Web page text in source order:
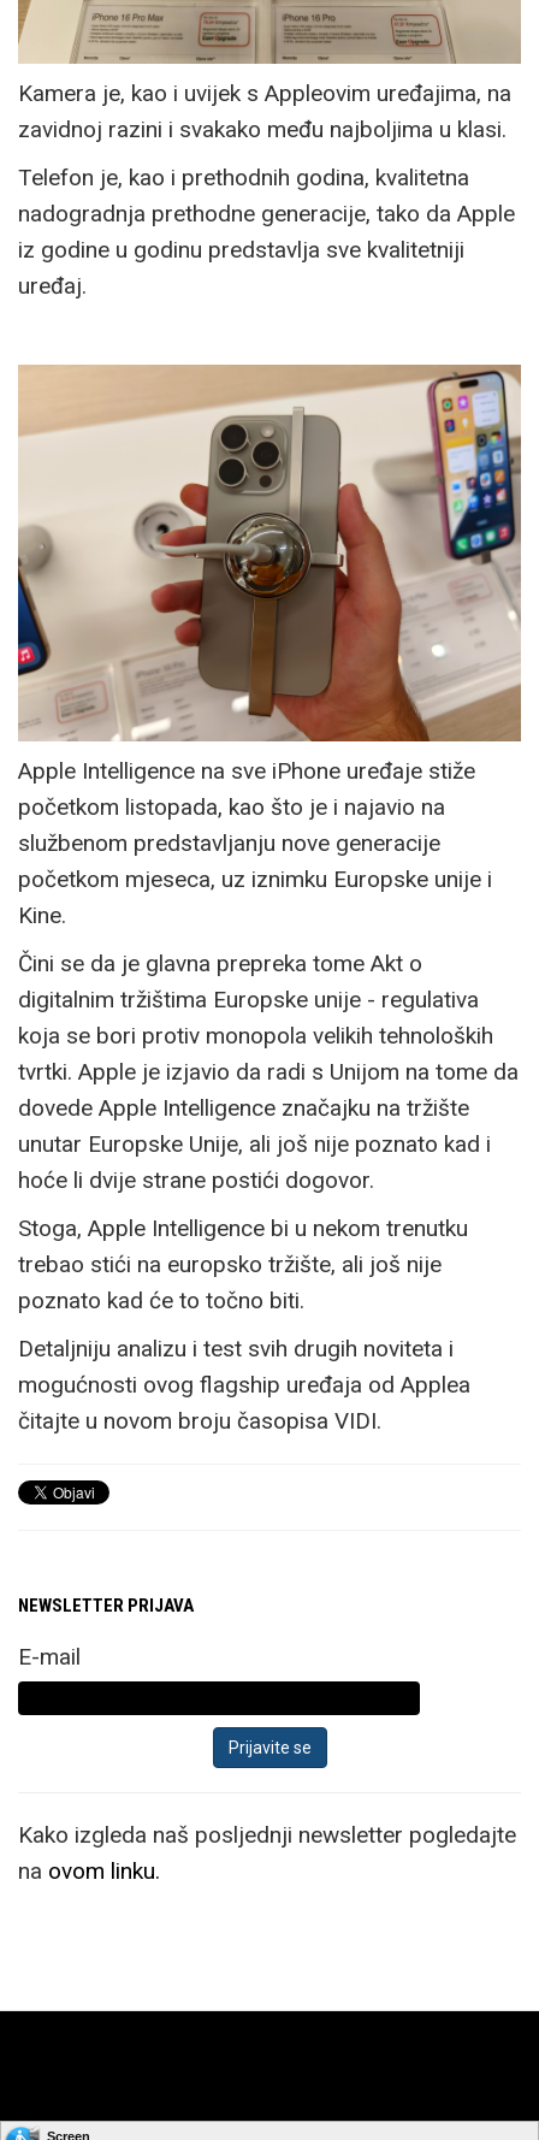
Kamera je, kao i uvijek s Appleovim uređajima, na
zavidnoj razini i svakako među najboljima u klasi.
Telefon je, kao i prethodnih godina, kvalitetna
nadogradnja prethodne generacije, tako da Apple
iz godine u godinu predstavlja sve kvalitetniji
uređaj.
Apple Intelligence na sve iPhone uređaje stiže
početkom listopada, kao što je i najavio na
službenom predstavljanju nove generacije
početkom mjeseca, uz iznimku Europske unije i
Kine.
Čini se da je glavna prepreka tome Akt o
digitalnim tržištima Europske unije - regulativa
koja se bori protiv monopola velikih tehnoloških
tvrtki. Apple je izjavio da radi s Unijom na tome da
dovede Apple Intelligence značajku na tržište
unutar Europske Unije, ali još nije poznato kad i
hoće li dvije strane postići dogovor.
Stoga, Apple Intelligence bi u nekom trenutku
trebao stići na europsko tržište, ali još nije
poznato kad će to točno biti.
Detaljniju analizu i test svih drugih noviteta i
mogućnosti ovog flagship uređaja od Applea
čitajte u novom broju časopisa VIDI.
NEWSLETTER PRIJAVA
E-mail
Kako izgleda naš posljednji newsletter pogledajte
na ovom linku.